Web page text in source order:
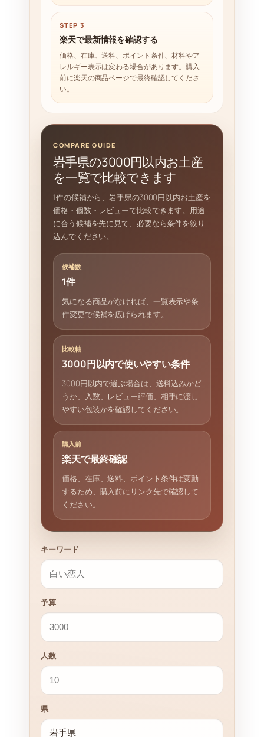
STEP 3
楽天で最新情報を確認する
価格、在庫、送料、ポイント条件、材料やア
レルギー表示は変わる場合があります。購入
前に楽天の商品ページで最終確認してくださ
い。
COMPARE GUIDE
岩手県の3000円以内お土産
を一覧で比較できます
1件の候補から、岩手県の3000円以内お土産を
価格・個数・レビューで比較できます。用途
に合う候補を先に見て、必要なら条件を絞り
込んでください。
候補数
1件
気になる商品がなければ、一覧表示や条
件変更で候補を広げられます。
比較軸
3000円以内で使いやすい条件
3000円以内で選ぶ場合は、送料込みかど
うか、入数、レビュー評価、相手に渡し
やすい包装かを確認してください。
購入前
楽天で最終確認
価格、在庫、送料、ポイント条件は変動
するため、購入前にリンク先で確認して
ください。
キーワード
予算
人数
県